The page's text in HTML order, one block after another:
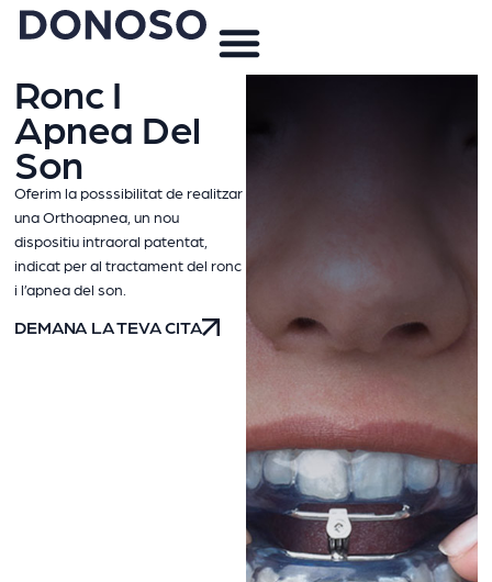
Ronc I
Apnea Del
Son
Oferim la posssibilitat de realitzar
una Orthoapnea, un nou
dispositiu intraoral patentat,
indicat per al tractament del ronc
i l’apnea del son.
DEMANA LA TEVA CITA